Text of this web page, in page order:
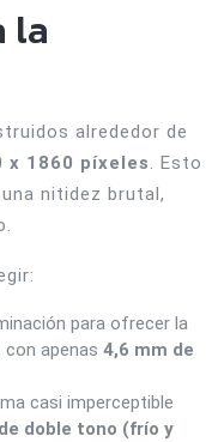
la
alrededor de
x 1860 píxeles. Esto
nitidez brutal,
para ofrecer la
con apenas 4,6 mm de
casi imperceptible
doble tono (frío y